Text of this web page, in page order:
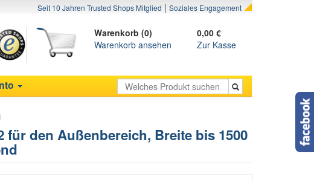
Seit 10 Jahren Trusted Shops Mitglied | Soziales Engagement
Warenkorb (0)
0,00 €
Warenkorb ansehen
Zur Kasse
für den Außenbereich, Breite bis 1500